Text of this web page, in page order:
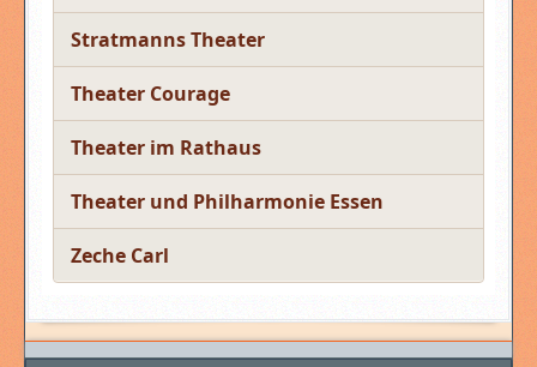
Stratmanns Theater
Theater Courage
Theater im Rathaus
Theater und Philharmonie Essen
Zeche Carl